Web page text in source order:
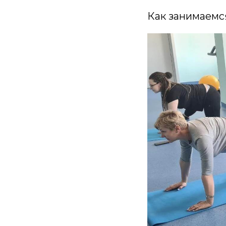
Как